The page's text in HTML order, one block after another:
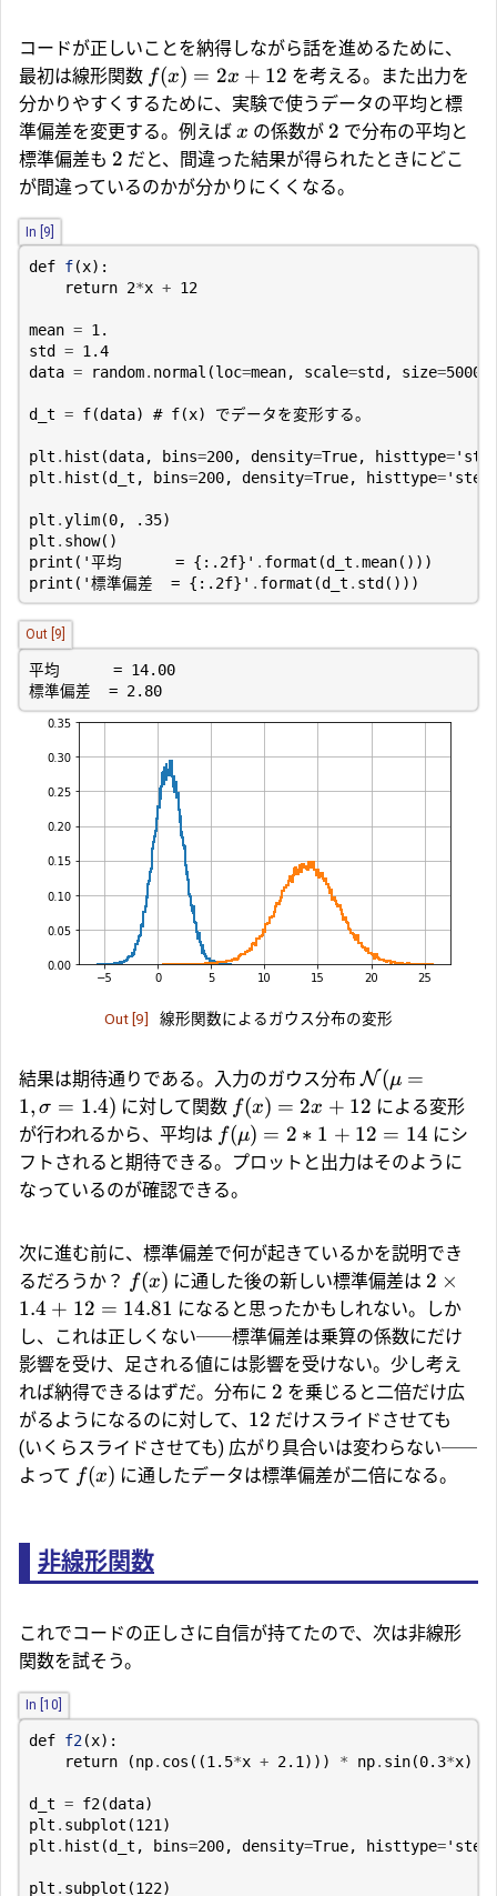
コードが正しいことを納得しながら話を進めるために、
最初は線形関数 f(x) = 2x + 12 を考える。また出力を
分かりやすくするために、実験で使うデータの平均と標
準偏差を変更する。例えば x の係数が 2 で分布の平均と
標準偏差も 2 だと、間違った結果が得られたときにどこ
が間違っているのかが分かりにくくなる。
In [9]
def f(x):
return 2*x + 12
mean = 1.
std
= 1.4
data = random. normal (loc=mean, scale=std , size=50000
d_t = f(data) # f(x) でデータを変形する。
plt . hist (data, bins=200, density=True, histtype=
plt . hist (d_t , bins=200, density=True, histtype=
plt .ylim(0, .35)
plt . show()
print ( '平均      = {:.2f} ' . format (d_t .mean()))
print ( '標準偏差  = {:.2f} ' . format (d_t . std ()))
Out [9]
標準偏差  = 2.80
Out [9] 線形関数によるガウス分布の変形
結果は期待通りである。入力のガウス分布 N(μ =
1, σ = 1.4) に対して関数 f(x) = 2x + 12 による変形
が行われるから、平均は f(μ) = 2 ∗ 1 + 12 = 14 にシ
フトされると期待できる。プロットと出力はそのように
なっているのが確認できる。
次に進む前に、標準偏差で何が起きているかを説明でき
るだろうか？
f(x) に通した後の新しい標準偏差は 2 ×
1.4 + 12 = 14.81 になると思ったかもしれない。しか
し、これは正しくない──標準偏差は乗算の係数にだけ
影響を受け、足される値には影響を受けない。少し考え
れば納得できるはずだ。分布に 2 を乗じると二倍だけ広
がるようになるのに対して、 12 だけスライドさせても
(いくらスライドさせても) 広がり具合いは変わらない──
よって f(x) に通したデータは標準偏差が二倍になる。
非線形関数
これでコードの正しさに自信が持てたので、次は非線形
関数を試そう。
In [10]
def f2(x):
return
(np. cos ((1.5*x + 2.1 ))) * np. sin(0.3*x)
d_t = f2(data)
plt . subplot (121 )
plt . hist (d_t , bins=200, density=True, histtype=
plt . subplot (122)